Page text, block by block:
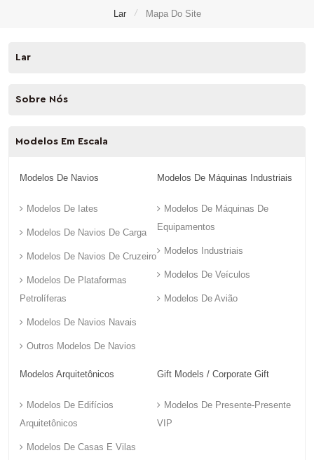
Lar / Mapa Do Site
Lar
Sobre Nós
Modelos Em Escala
Modelos De Navios
Modelos De Iates
Modelos De Navios De Carga
Modelos De Navios De Cruzeiro
Modelos De Plataformas
Petrolíferas
Modelos De Navios Navais
Outros Modelos De Navios
Modelos De Máquinas Industriais
Modelos De Máquinas De
Equipamentos
Modelos Industriais
Modelos De Veículos
Modelos De Avião
Modelos Arquitetônicos
Modelos De Edifícios
Arquitetônicos
Modelos De Casas E Vilas
Gift Models / Corporate Gift
Modelos De Presente-Presente
VIP